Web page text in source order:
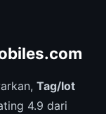
Tag/Iot
4.9 dari